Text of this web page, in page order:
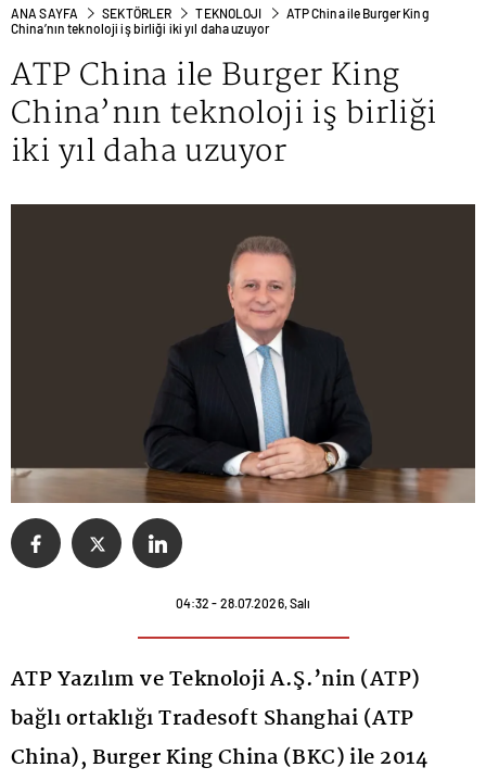
ANA SAYFA SEKTÖRLER TEKNOLOJI
ATP China ile Burger King
China’nın teknoloji iş birliği iki yıl daha uzuyor
ATP China ile Burger King
China’nın teknoloji iş birliği
iki yıl daha uzuyor
04:32 - 28.07.2026, Salı
ATP Yazılım ve Teknoloji A.Ş.’nin (ATP)
bağlı ortaklığı Tradesoft Shanghai (ATP
China), Burger King China (BKC) ile 2014